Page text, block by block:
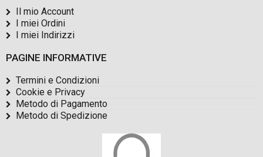
Il mio Account
I miei Ordini
I miei Indirizzi
PAGINE INFORMATIVE
Termini e Condizioni
Cookie e Privacy
Metodo di Pagamento
Metodo di Spedizione